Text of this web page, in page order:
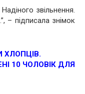
звільнення.
– підписала знімок
ХЛОПЦІВ.
10 ЧОЛОВІК ДЛЯ